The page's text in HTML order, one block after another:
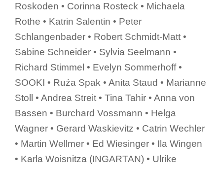
Roskoden • Corinna Rosteck • Michaela
Rothe • Katrin Salentin • Peter
Schlangenbader • Robert Schmidt-Matt •
Sabine Schneider • Sylvia Seelmann •
Richard Stimmel • Evelyn Sommerhoff •
SOOKI • Ruźa Spak • Anita Staud • Marianne
Stoll • Andrea Streit • Tina Tahir • Anna von
Bassen • Burchard Vossmann • Helga
Wagner • Gerard Waskievitz • Catrin Wechler
• Martin Wellmer • Ed Wiesinger • Ila Wingen
• Karla Woisnitza (INGARTAN) • Ulrike